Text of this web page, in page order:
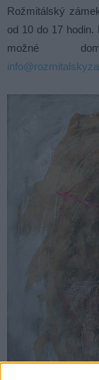
Rožmitálský
od 10 do 17
možné